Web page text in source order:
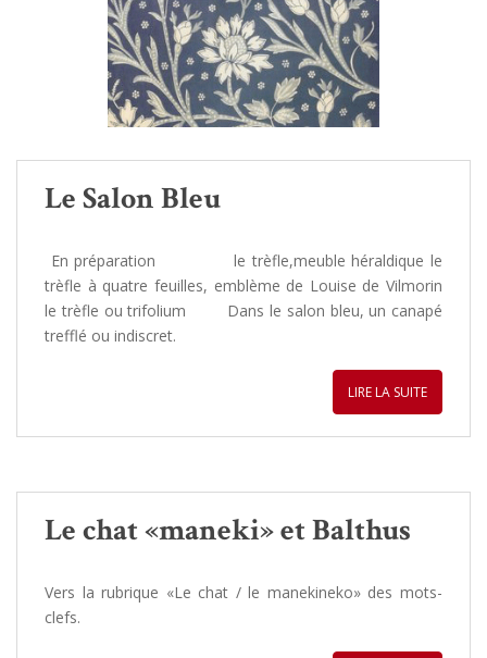
Le Salon Bleu
En préparation le trèfle,meuble héraldique le
trèfle à quatre feuilles, emblème de Louise de Vilmorin
le trèfle ou trifolium Dans le salon bleu, un canapé
trefflé ou indiscret.
LIRE LA SUITE
Le chat «maneki» et Balthus
Vers la rubrique «Le chat / le manekineko» des mots-
clefs.